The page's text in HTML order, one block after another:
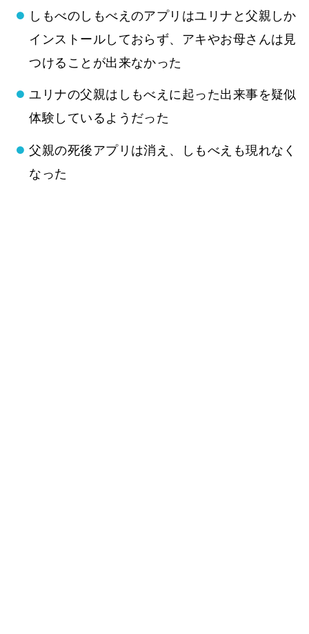
しもべのしもべえのアプリはユリナと父親しか
インストールしておらず、アキやお母さんは見
つけることが出来なかった
ユリナの父親はしもべえに起った出来事を疑似
体験しているようだった
父親の死後アプリは消え、しもべえも現れなく
なった